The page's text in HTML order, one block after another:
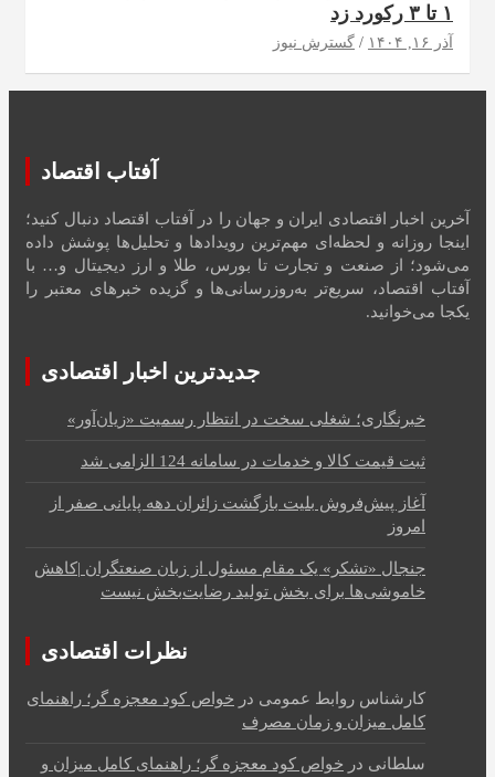
۱ تا ۳ رکورد زد
آذر ۱۶, ۱۴۰۴ گسترش نیوز
آفتاب اقتصاد
آخرین اخبار اقتصادی ایران و جهان را در آفتاب اقتصاد دنبال کنید؛
اینجا روزانه و لحظه‌ای مهم‌ترین رویدادها و تحلیل‌ها پوشش داده
می‌شود؛ از صنعت و تجارت تا بورس، طلا و ارز دیجیتال و… با
آفتاب اقتصاد، سریع‌تر به‌روزرسانی‌ها و گزیده خبرهای معتبر را
یکجا می‌خوانید.
جدیدترین اخبار اقتصادی
خبرنگاری؛ شغلی سخت در انتظار رسمیت «زیان‌آور»
ثبت قیمت کالا و خدمات در سامانه 124 الزامی شد
آغاز پیش‌فروش بلیت بازگشت زائران دهه پایانی صفر از
امروز
جنجال «تشکر» یک مقام مسئول از زبان صنعتگران |کاهش
خاموشی‌ها برای بخش تولید رضایت‌بخش نیست
نظرات اقتصادی
کارشناس روابط عمومی در خواص کود معجزه گر؛ راهنمای
کامل میزان و زمان مصرف
سلطانی در خواص کود معجزه گر؛ راهنمای کامل میزان و